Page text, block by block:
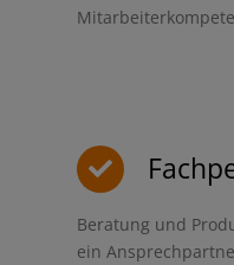
Beratung und
ein